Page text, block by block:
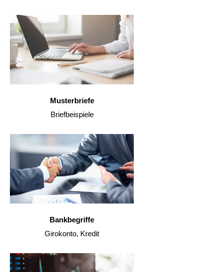
Musterbriefe
Briefbeispiele
Bankbegriffe
Girokonto, Kredit